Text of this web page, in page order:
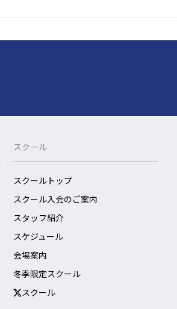
e
e
スクール
スクールトップ
スクール入会のご案内
スタッフ紹介
スケジュール
会場案内
冬季限定スクール
スクール